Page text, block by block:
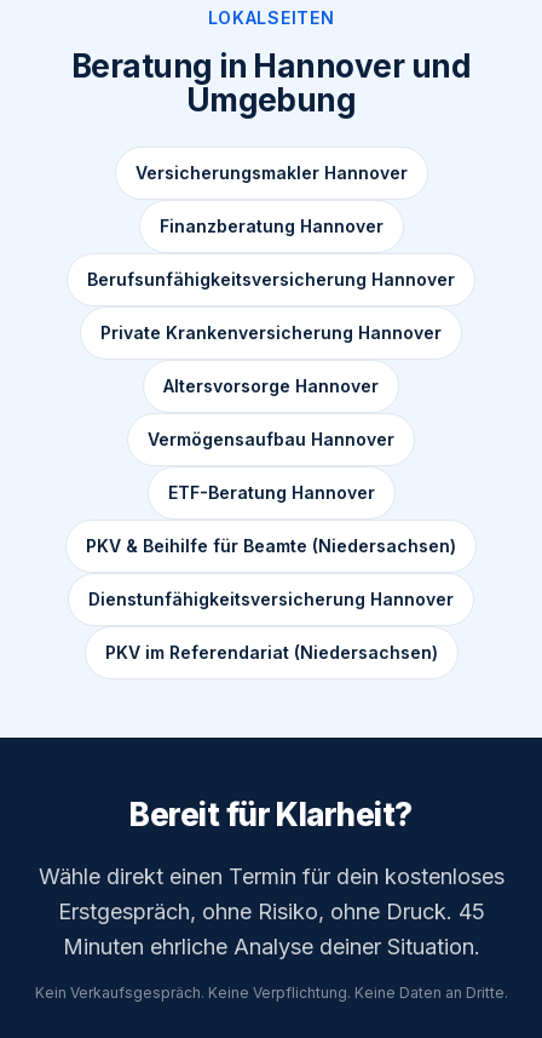
LOKALSEITEN
Beratung in Hannover und
Umgebung
Versicherungsmakler Hannover
Finanzberatung Hannover
Berufsunfähigkeitsversicherung Hannover
Private Krankenversicherung Hannover
Altersvorsorge Hannover
Vermögensaufbau Hannover
ETF-Beratung Hannover
PKV & Beihilfe für Beamte (Niedersachsen)
Dienstunfähigkeitsversicherung Hannover
PKV im Referendariat (Niedersachsen)
Bereit für Klarheit?
Wähle direkt einen Termin für dein kostenloses
Erstgespräch, ohne Risiko, ohne Druck. 45
Minuten ehrliche Analyse deiner Situation.
Kein Verkaufsgespräch. Keine Verpflichtung. Keine Daten an Dritte.